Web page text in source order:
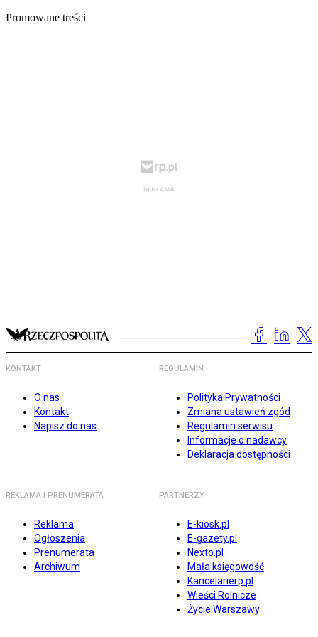
Promowane treści
KONTAKT
O nas
Kontakt
Napisz do nas
REGULAMIN
Polityka Prywatności
Zmiana ustawień zgód
Regulamin serwisu
Informacje o nadawcy
Deklaracja dostępności
REKLAMA I PRENUMERATA
Reklama
Ogłoszenia
Prenumerata
Archiwum
PARTNERZY
E-kiosk.pl
E-gazety.pl
Nexto.pl
Mała księgowość
Kancelarierp.pl
Wieści Rolnicze
Życie Warszawy